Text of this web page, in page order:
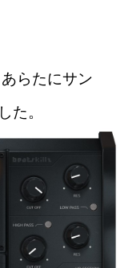
らたにサン
た。